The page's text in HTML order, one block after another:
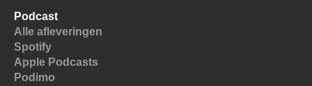
Podcast
Alle afleveringen
Spotify
Apple Podcasts
Podimo